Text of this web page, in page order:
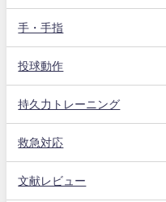
手・手指
投球動作
持久力トレーニング
救急対応
文献レビュー